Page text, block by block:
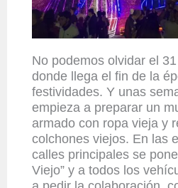
No podemos olvidar el
donde llega el fin de la
festividades. Y unas
empieza a preparar un
armado con ropa vieja y
colchones viejos. En las
calles principales se
Viejo” y a todos los